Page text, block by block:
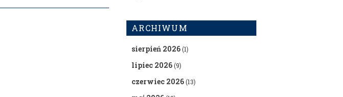
ARCHIWUM
sierpień 2026(1)
lipiec 2026(9)
czerwiec 2026(13)